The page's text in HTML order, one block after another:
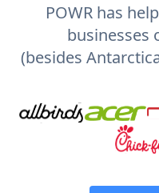
POWR has
businesses
(besides